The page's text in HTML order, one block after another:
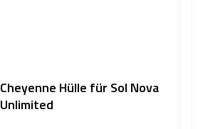
Cheyenne Hülle für Sol Nova
Unlimited